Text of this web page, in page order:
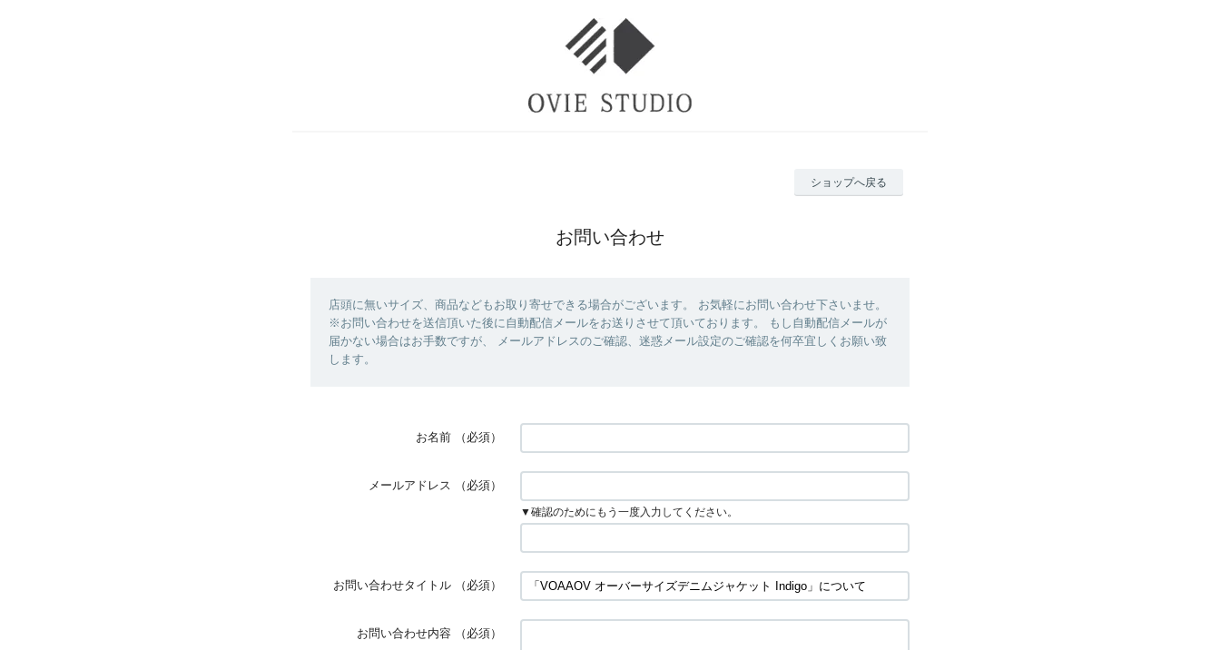
ショップへ戻る
お問い合わせ
店頭に無いサイズ、商品などもお取り寄せできる場合がございます。 お気軽にお問い合わせ下さいませ。
※お問い合わせを送信頂いた後に自動配信メールをお送りさせて頂いております。 もし自動配信メールが
届かない場合はお手数ですが、 メールアドレスのご確認、迷惑メール設定のご確認を何卒宜しくお願い致
します。
お名前 （必須）
メールアドレス （必須）
▼確認のためにもう一度入力してください。
お問い合わせタイトル （必須）
お問い合わせ内容 （必須）